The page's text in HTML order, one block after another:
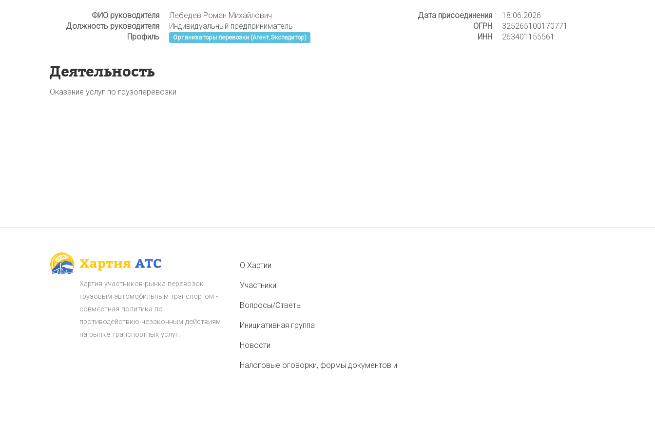
ФИО руководителя
Лебедев Роман Михайлович
Должность руководителя
Индивидуальный предприниматель
Профиль
Организаторы перевозки (Агент,Экспедитор)
Дата присоединения
18.06.2026
ОГРН
325265100170771
ИНН
263401155561
Деятельность
Оказание услуг по грузоперевозки
Хартия участников рынка перевозок
грузовым автомобильным транспортом -
совместная политика по
противодействию незаконным действиям
на рынке транспортных услуг.
О Хартии
Участники
Вопросы/Ответы
Инициативная группа
Новости
Налоговые оговорки, формы документов и